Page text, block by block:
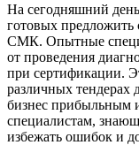
На сегодняшний
готовых предложить
СМК. Опытные
от проведения
при сертификации.
различных тендерах
бизнес прибыльным
специалистам,
избежать ошибок и